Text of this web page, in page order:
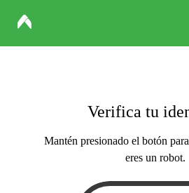
Verifica tu
Mantén presionado el botón
eres un robot.